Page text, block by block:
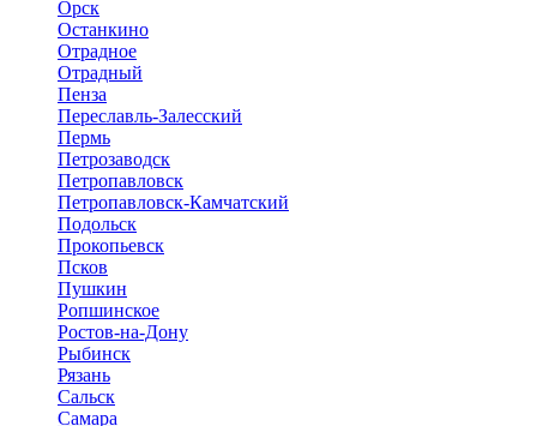
Орск
Останкино
Отрадное
Отрадный
Пенза
Переславль-Залесский
Пермь
Петрозаводск
Петропавловск
Петропавловск-Камчатский
Подольск
Прокопьевск
Псков
Пушкин
Ропшинское
Ростов-на-Дону
Рыбинск
Рязань
Сальск
Самара